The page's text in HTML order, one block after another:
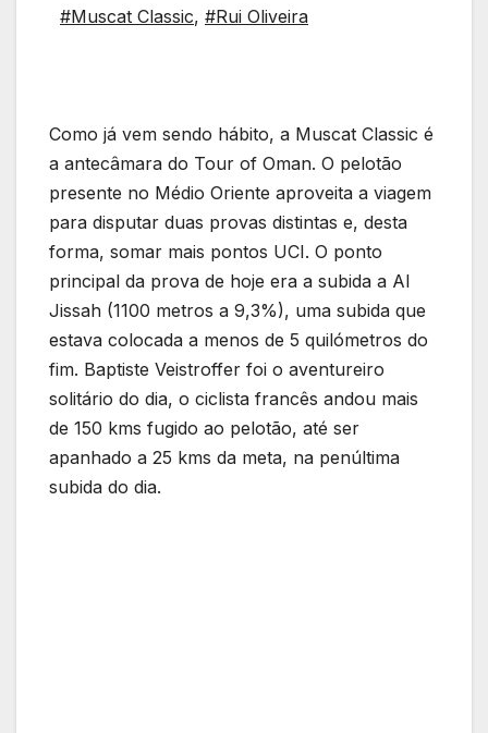
#Muscat Classic, #Rui Oliveira
Como já vem sendo hábito, a Muscat Classic é
a antecâmara do Tour of Oman. O pelotão
presente no Médio Oriente aproveita a viagem
para disputar duas provas distintas e, desta
forma, somar mais pontos UCI. O ponto
principal da prova de hoje era a subida a Al
Jissah (1100 metros a 9,3%), uma subida que
estava colocada a menos de 5 quilómetros do
fim. Baptiste Veistroffer foi o aventureiro
solitário do dia, o ciclista francês andou mais
de 150 kms fugido ao pelotão, até ser
apanhado a 25 kms da meta, na penúltima
subida do dia.